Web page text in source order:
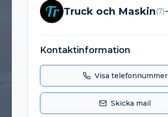
Tr Truck och Maskin(7)
Kontaktinformation
Visa telefonnummer
Skicka mail